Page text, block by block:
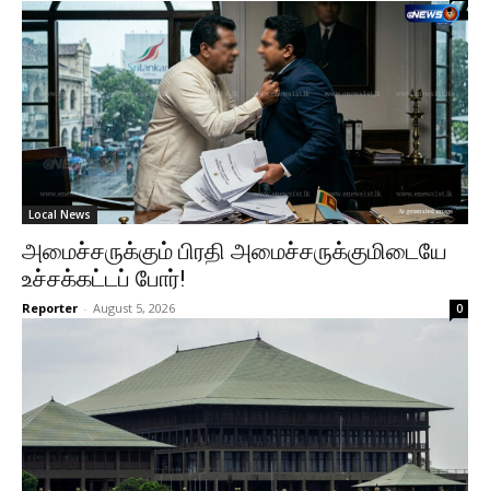
Local News
அமைச்சருக்கும் பிரதி அமைச்சருக்குமிடையே
உச்சக்கட்டப் போர்!
Reporter - August 5, 2026 0